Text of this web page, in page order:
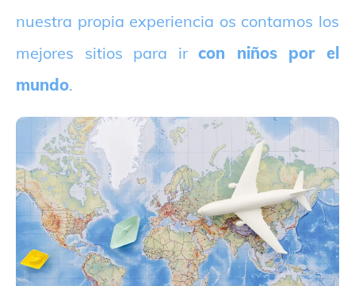
nuestra propia experiencia os contamos los
mejores sitios para ircon niños por el
mundo.